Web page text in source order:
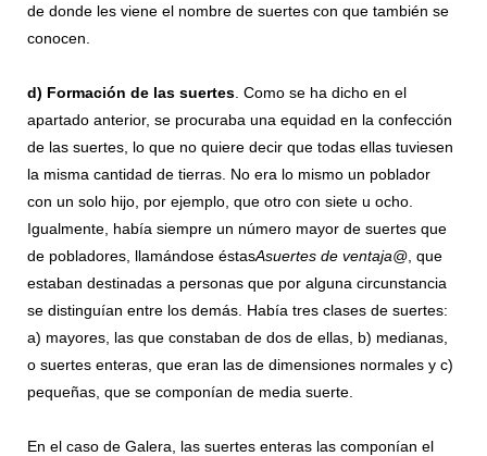
de donde les viene el nombre de suertes con que también se
conocen.
d) Formación de las suertes . Como se ha dicho en el
apartado anterior, se procuraba una equidad en la confección
de las suertes, lo que no quiere decir que todas ellas tuviesen
la misma cantidad de tierras. No era lo mismo un poblador
con un solo hijo, por ejemplo, que otro con siete u ocho.
Igualmente, había siempre un número mayor de suertes que
de pobladores, llamándose éstasAsuertes de ventaja@ , que
estaban destinadas a personas que por alguna circunstancia
se distinguían entre los demás. Había tres clases de suertes:
a) mayores, las que constaban de dos de ellas, b) medianas,
o suertes enteras, que eran las de dimensiones normales y c)
pequeñas, que se componían de media suerte.
En el caso de Galera, las suertes enteras las componían el